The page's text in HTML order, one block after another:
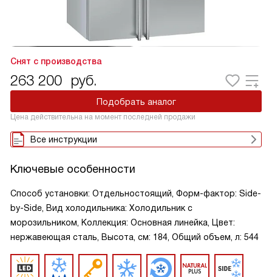
Снят с производства
263 200 руб.
Подобрать аналог
Цена действительна на момент последней продажи
Все инструкции
Ключевые особенности
Способ установки: Отдельностоящий, Форм-фактор: Side-
by-Side, Вид холодильника: Холодильник с
морозильником, Коллекция: Основная линейка, Цвет:
нержавеющая сталь, Высота, см: 184, Общий объем, л: 544